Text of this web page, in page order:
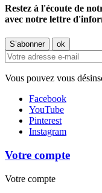
Restez à l'écoute de
avec notre lettre
Vous pouvez vous
Facebook
YouTube
Pinterest
Instagram
Votre compte
Votre compte